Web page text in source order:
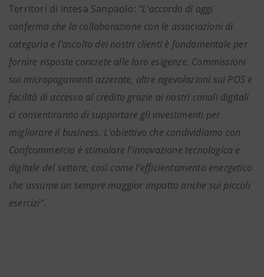
Territori di Intesa Sanpaolo: “L’accordo di oggi
conferma che la collaborazione con le associazioni di
categoria e l’ascolto dei nostri clienti è fondamentale per
fornire risposte concrete alle loro esigenze. Commissioni
sui micropagamenti azzerate, altre agevolazioni sui POS e
facilità di accesso al credito grazie ai nostri canali digitali
ci consentiranno di supportare gli investimenti per
migliorare il business. L’obiettivo che condividiamo con
Confcommercio è stimolare l’innovazione tecnologica e
digitale del settore, così come l’efficientamento energetico
che assume un sempre maggior impatto anche sui piccoli
esercizi”.